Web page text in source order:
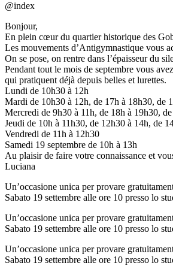
@index
Bonjour,
En plein cœur du quartier historique des
Les mouvements d’Antigymnastique vous
On se pose, on rentre dans l’épaisseur du
Pendant tout le mois de septembre vous
qui pratiquent déjà depuis belles et lurettes.
Lundi de 10h30 à 12h
Mardi de 10h30 à 12h, de 17h à 18h30, de
Mercredi de 9h30 à 11h, de 18h à 19h30,
Jeudi de 10h à 11h30, de 12h30 à 14h, de
Vendredi de 11h à 12h30
Samedi 19 septembre de 10h à 13h
Au plaisir de faire votre connaissance et
Luciana
Un’occasione unica per provare
Sabato 19 settembre alle ore 10 presso lo
Un’occasione unica per provare
Sabato 19 settembre alle ore 10 presso lo
Un’occasione unica per provare
Sabato 19 settembre alle ore 10 presso lo